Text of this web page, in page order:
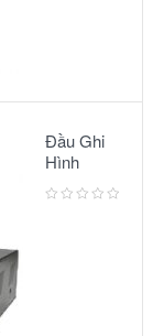
Đầu Ghi
Hình
Camera:
MODEL